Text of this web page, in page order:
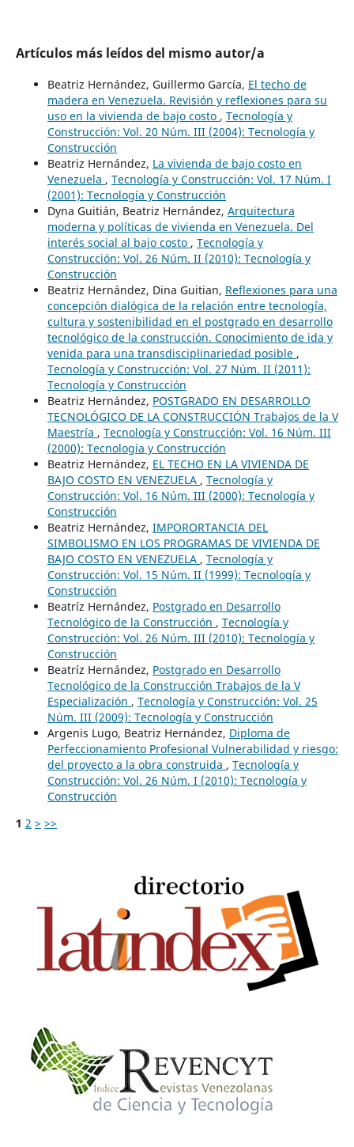
Artículos más leídos del mismo autor/a
Beatriz Hernández, Guillermo García, El techo de
madera en Venezuela. Revisión y reflexiones para su
uso en la vivienda de bajo costo , Tecnología y
Construcción: Vol. 20 Núm. III (2004): Tecnología y
Construcción
Beatriz Hernández, La vivienda de bajo costo en
Venezuela , Tecnología y Construcción: Vol. 17 Núm. I
(2001): Tecnología y Construcción
Dyna Guitián, Beatriz Hernández, Arquitectura
moderna y políticas de vivienda en Venezuela. Del
interés social al bajo costo , Tecnología y
Construcción: Vol. 26 Núm. II (2010): Tecnología y
Construcción
Beatriz Hernández, Dina Guitian, Reflexiones para una
concepción dialógica de la relación entre tecnología,
cultura y sostenibilidad en el postgrado en desarrollo
tecnológico de la construcción. Conocimiento de ida y
venida para una transdisciplinariedad posible ,
Tecnología y Construcción: Vol. 27 Núm. II (2011):
Tecnología y Construcción
Beatriz Hernández, POSTGRADO EN DESARROLLO
TECNOLÓGICO DE LA CONSTRUCCIÓN Trabajos de la V
Maestría , Tecnología y Construcción: Vol. 16 Núm. III
(2000): Tecnología y Construcción
Beatriz Hernández, EL TECHO EN LA VIVIENDA DE
BAJO COSTO EN VENEZUELA , Tecnología y
Construcción: Vol. 16 Núm. III (2000): Tecnología y
Construcción
Beatriz Hernández, IMPORORTANCIA DEL
SIMBOLISMO EN LOS PROGRAMAS DE VIVIENDA DE
BAJO COSTO EN VENEZUELA , Tecnología y
Construcción: Vol. 15 Núm. II (1999): Tecnología y
Construcción
Beatríz Hernández, Postgrado en Desarrollo
Tecnológico de la Construcción , Tecnología y
Construcción: Vol. 26 Núm. III (2010): Tecnología y
Construcción
Beatríz Hernández, Postgrado en Desarrollo
Tecnológico de la Construcción Trabajos de la V
Especialización , Tecnología y Construcción: Vol. 25
Núm. III (2009): Tecnología y Construcción
Argenis Lugo, Beatriz Hernández, Diploma de
Perfeccionamiento Profesional Vulnerabilidad y riesgo:
del proyecto a la obra construida , Tecnología y
Construcción: Vol. 26 Núm. I (2010): Tecnología y
Construcción
1 2 > >>